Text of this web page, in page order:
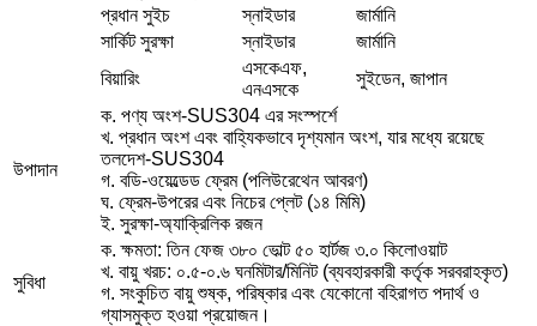
প্রধান সুইচ
স্নাইডার
জার্মানি
সার্কিট সুরক্ষা
স্নাইডার
জার্মানি
বিয়ারিং
এসকেএফ,
এনএসকে
সুইডেন, জাপান
উপাদান
ক. পণ্য অংশ-SUS304 এর সংস্পর্শে
খ. প্রধান অংশ এবং বাহ্যিকভাবে দৃশ্যমান অংশ, যার মধ্যে রয়েছে
তলদেশ-SUS304
গ. বডি-ওয়েল্ডেড ফ্রেম (পলিউরেথেন আবরণ)
ঘ. ফ্রেম-উপরের এবং নিচের প্লেট (১৪ মিমি)
ই. সুরক্ষা-অ্যাক্রিলিক রজন
সুবিধা
ক. ক্ষমতা: তিন ফেজ ৩৮০ ভোল্ট ৫০ হার্টজ ৩.০ কিলোওয়াট
খ. বায়ু খরচ: ০.৫-০.৬ ঘনমিটার/মিনিট (ব্যবহারকারী কর্তৃক সরবরাহকৃত)
গ. সংকুচিত বায়ু শুষ্ক, পরিষ্কার এবং যেকোনো বহিরাগত পদার্থ ও
গ্যাসমুক্ত হওয়া প্রয়োজন।